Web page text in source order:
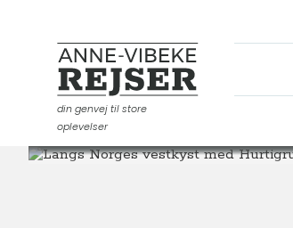
Anne-Vibeke Rejser
din genvej til store
oplevelser
Destinationer